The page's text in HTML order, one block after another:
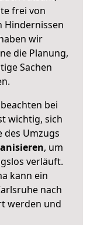
frei von
Hindernissen
wir
die Planung,
Sachen
bei
wichtig, sich
des Umzugs
, um
verläuft.
kann ein
nach
werden und